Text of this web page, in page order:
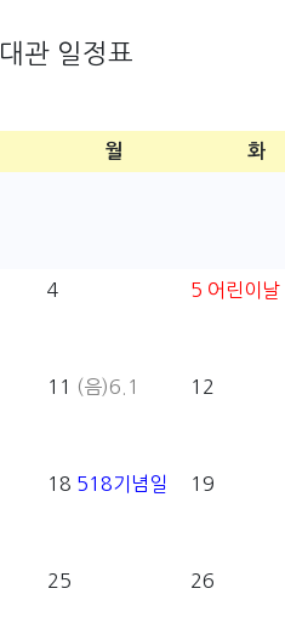
관 일정표
월 화
4 5 어린이날
11 (음)6.1 12
18 518기념일 19
25 26